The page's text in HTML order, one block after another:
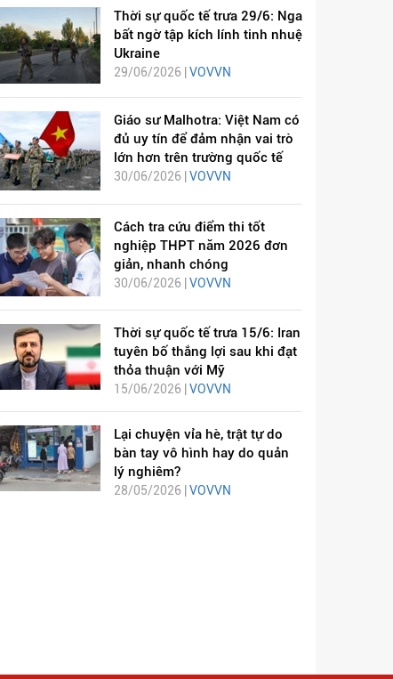
Thời sự quốc tế trưa 29/6: Nga
bất ngờ tập kích lính tinh nhuệ
Ukraine
29/06/2026 | VOVVN
Giáo sư Malhotra: Việt Nam có
đủ uy tín để đảm nhận vai trò
lớn hơn trên trường quốc tế
30/06/2026 | VOVVN
Cách tra cứu điểm thi tốt
nghiệp THPT năm 2026 đơn
giản, nhanh chóng
30/06/2026 | VOVVN
Thời sự quốc tế trưa 15/6: Iran
tuyên bố thắng lợi sau khi đạt
thỏa thuận với Mỹ
15/06/2026 | VOVVN
Lại chuyện vỉa hè, trật tự do
bàn tay vô hình hay do quản
lý nghiêm?
28/05/2026 | VOVVN